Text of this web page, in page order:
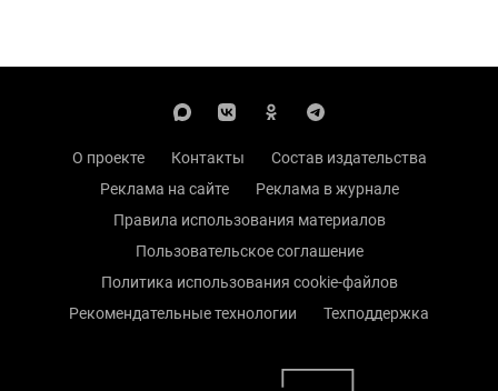
О проекте Контакты
Состав издательства
Реклама на сайте
Реклама в журнале
Правила использования материалов
Пользовательское соглашение
Политика использования cookie-файлов
Рекомендательные технологии
Техподдержка